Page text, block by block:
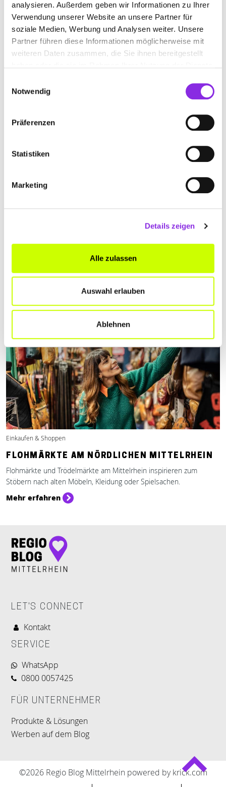
analysieren. Außerdem geben wir Informationen zu Ihrer
Verwendung unserer Website an unsere Partner für
soziale Medien, Werbung und Analysen weiter. Unsere
Partner führen diese Informationen möglicherweise mit
weiteren Daten zusammen, die Sie ihnen bereitgestellt
Notwendig
Präferenzen
Statistiken
Marketing
Details zeigen
Alle zulassen
Auswahl erlauben
Ablehnen
Gesundheit & Medizin, Einkaufen & Shoppen, Sport & Freizeit, Essen &
Trinken
NEU- UND WIEDERERÖFFNUNGEN AM MITT…
Wann und welche Neu- und Wiedereröffnungen in der Eifel im 1.
Wann und wo welche Flohmärkte in und um Koblenz im Frühling
stattfinden, erfährst du in diesem Blog Beitrag.
Einkaufen & Shoppen
FLOHMÄRKTE AM NÖRDLICHEN MITTELRHEIN
Flohmärkte und Trödelmärkte am Mittelrhein inspirieren zum
Stöbern nach alten Möbeln, Kleidung oder Spielsachen.
Mehr erfahren
LET'S CONNECT
Kontakt
SERVICE
WhatsApp
0800 0057425
FÜR UNTERNEHMER
Produkte & Lösungen
Werben auf dem Blog
©2026 Regio Blog Mittelrhein powered by krick.com